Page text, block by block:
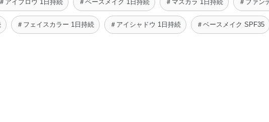
アイブロウ 1日持続 ＃ベースメイク 1日持続 ＃マスカラ 1日持続 ＃ファン
＃フェイスカラー 1日持続 ＃アイシャドウ 1日持続 ＃ベースメイク SPF35